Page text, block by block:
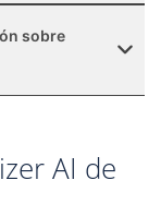
sobre
AI de